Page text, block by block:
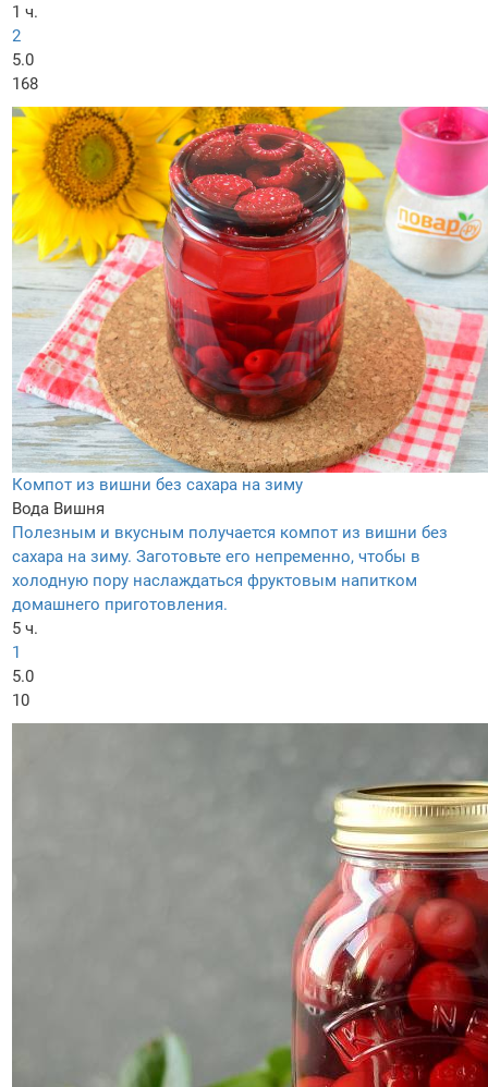
1 ч.
2
5.0
168
Компот из вишни без сахара на зиму
Вода Вишня
Полезным и вкусным получается компот из вишни без
сахара на зиму. Заготовьте его непременно, чтобы в
холодную пору наслаждаться фруктовым напитком
домашнего приготовления.
5 ч.
1
5.0
10